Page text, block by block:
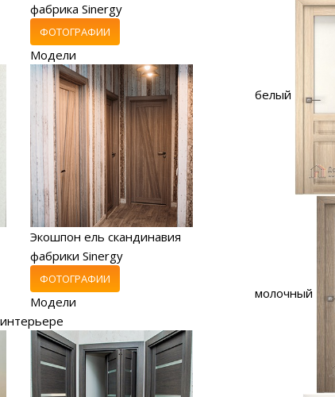
фабрика Sinergy
ФОТОГРАФИИ
Модели
Экошпон ель скандинавия
фабрики Sinergy
ФОТОГРАФИИ
Модели
белый
молочный